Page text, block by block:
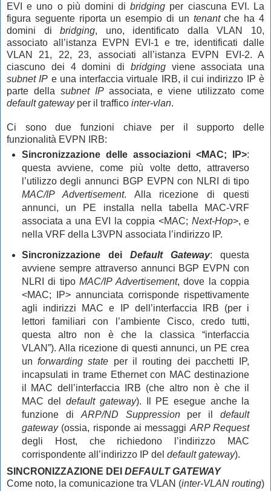
EVI e uno o più domini dibridging per ciascuna EVI. La
figura seguente riporta un esempio di un tenantche ha 4
domini dibridging, uno, identificato dalla VLAN 10,
associato all’istanza EVPN EVI-1 e tre, identificati dalle
VLAN 21, 22, 23, associati all’istanza EVPN EVI-2. A
ciascuno dei 4 domini di bridging viene associata una
subnet IP e una interfaccia virtuale IRB, il cui indirizzo IP è
parte della subnet IP associata, e viene utilizzato come
default gateway per il traffico inter-vlan.
Ci sono due funzioni chiave per il supporto delle
funzionalità EVPN IRB:
Sincronizzazione delle associazioni <MAC; IP>:
questa avviene, come più volte detto, attraverso
l’utilizzo degli annunci BGP EVPN con NLRI di tipo
MAC/IP Advertisement. Alla ricezione di questi
annunci, un PE installa nella tabella MAC-VRF
associata a una EVI la coppia <MAC; Next-Hop>, e
nella VRF della L3VPN associata l’indirizzo IP.
Sincronizzazione dei Default Gateway: questa
avviene sempre attraverso annunci BGP EVPN con
NLRI di tipoMAC/IP Advertisement, dove la coppia
<MAC; IP> annunciata corrisponde rispettivamente
agli indirizzi MAC e IP dell’interfaccia IRB (per i
lettori familiari con l’ambiente Cisco, credo tutti,
questa altro non è che la classica “interfaccia
VLAN”). Alla ricezione di questi annunci, un PE crea
un forwarding state per il routing dei pacchetti IP,
incapsulati in trame Ethernet con MAC destinazione
il MAC dell’interfaccia IRB (che altro non è che il
MAC deldefault gateway). Il PE esegue anche la
funzione di ARP/ND Suppression per ildefault
gateway(ossia, risponde ai messaggi ARP Request
degli Host, che richiedono l’indirizzo MAC
corrispondente all’indirizzo IP del default gateway).
SINCRONIZZAZIONE DEI DEFAULT GATEWAY
Come noto, la comunicazione tra VLAN (inter-VLAN routing)